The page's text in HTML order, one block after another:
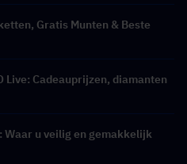
Gratis Munten & Beste
Live: Cadeauprijzen, diamanten
Waar u veilig en gemakkelijk